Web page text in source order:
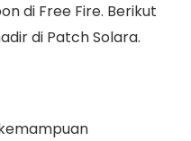
di Free Fire. Berikut
di Patch Solara.